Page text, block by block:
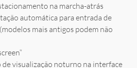
na marcha-atrás
automática para entrada de
mais antigos podem não
de visualização noturno na interface